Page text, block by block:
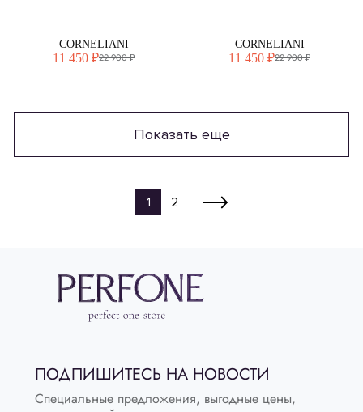
CORNELIANI
11 450 ₽22 900 ₽
CORNELIANI
11 450 ₽22 900 ₽
Показать еще
1 2
ПОДПИШИТЕСЬ НА НОВОСТИ
Специальные предложения, выгодные цены,